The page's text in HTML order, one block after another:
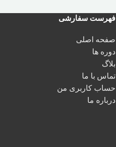
فهرست سفارشی
صفحه اصلی
دوره ها
بلاگ
تماس با ما
حساب کاربری من
درباره ما